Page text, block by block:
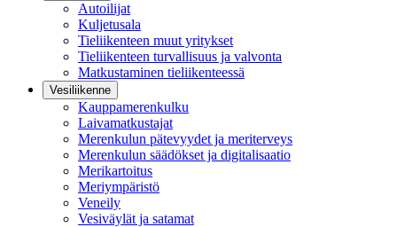
Autoilijat
Kuljetusala
Tieliikenteen muut yritykset
Tieliikenteen turvallisuus ja valvonta
Matkustaminen tieliikenteessä
Vesiliikenne
Kauppamerenkulku
Laivamatkustajat
Merenkulun pätevyydet ja meriterveys
Merenkulun säädökset ja digitalisaatio
Merikartoitus
Meriympäristö
Veneily
Vesiväylät ja satamat